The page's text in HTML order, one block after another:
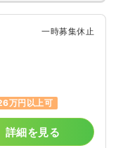
一時募集休止
万円以上可
詳細を見る